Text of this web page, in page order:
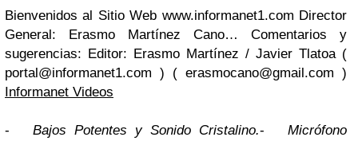
Bienvenidos al Sitio Web www.informanet1.com Director
General: Erasmo Martínez Cano… Comentarios y
sugerencias: Editor: Erasmo Martínez / Javier Tlatoa (
portal@informanet1.com ) ( erasmocano@gmail.com )
Informanet Videos
- Bajos Potentes y Sonido Cristalino.-
Micrófono